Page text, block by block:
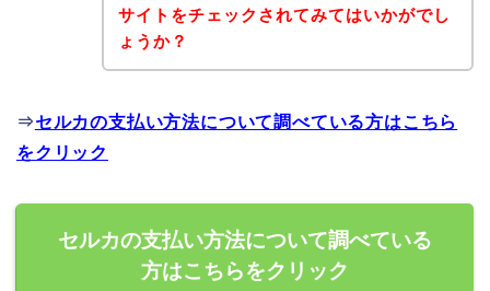
サイトをチェックされてみてはいかがでし
ょうか？
⇒セルカの支払い方法について調べている方はこちら
をクリック
セルカの支払い方法について調べている
方はこちらをクリック